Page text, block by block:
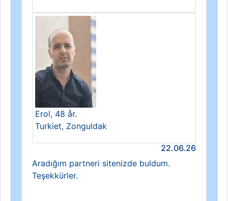
Erol, 48 år.
Turkiet, Zonguldak
22.06.26
Aradığım partneri sitenizde buldum.
Teşekkürler.